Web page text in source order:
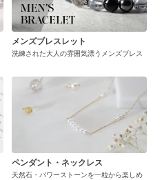
メンズブレスレット
洗練された大人の雰囲気漂うメンズブレス
ペンダント・ネックレス
天然石・パワーストーンを一粒から楽しめ